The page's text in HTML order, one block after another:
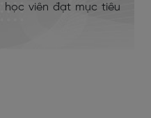
học viên đạt mục tiêu